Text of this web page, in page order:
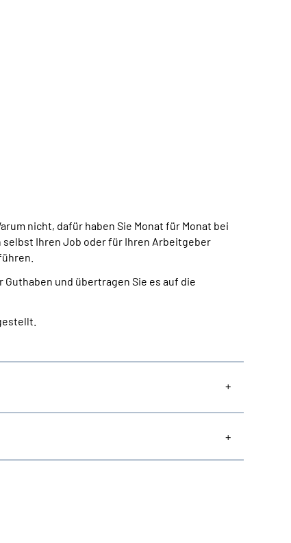
nicht, dafür haben Sie Monat für Monat bei
selbst Ihren Job oder für Ihren Arbeitgeber
und übertragen Sie es auf die